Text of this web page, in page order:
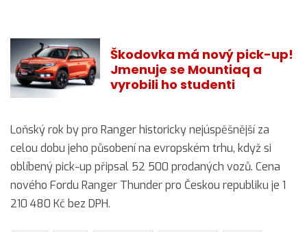
Škodovka má nový pick-up!
Jmenuje se Mountiaq a
vyrobili ho studenti
Loňský rok by pro Ranger historicky nejúspěšnější za
celou dobu jeho působení na evropském trhu, když si
oblíbený pick-up připsal 52 500 prodaných vozů. Cena
nového Fordu Ranger Thunder pro Českou republiku je 1
210 480 Kč bez DPH.